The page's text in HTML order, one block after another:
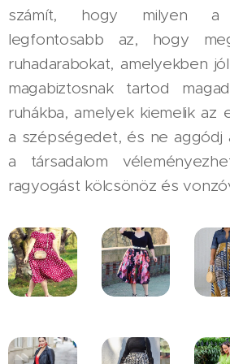
számít, hogy milyen a
legfontosabb az, hogy
ruhadarabokat, amelyekben
magabiztosnak tartod
ruhákba, amelyek kiemelik az
a szépségedet, és ne aggódj
a társadalom
ragyogást kölcsönöz és